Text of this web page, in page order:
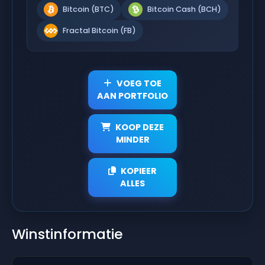
Bitcoin (BTC) Bitcoin Cash (BCH)
Fractal Bitcoin (FB)
VOEG TOE
AAN PORTFOLIO
KOOP DEZE
MINDER
KOPIEER
ALLES
Winstinformatie